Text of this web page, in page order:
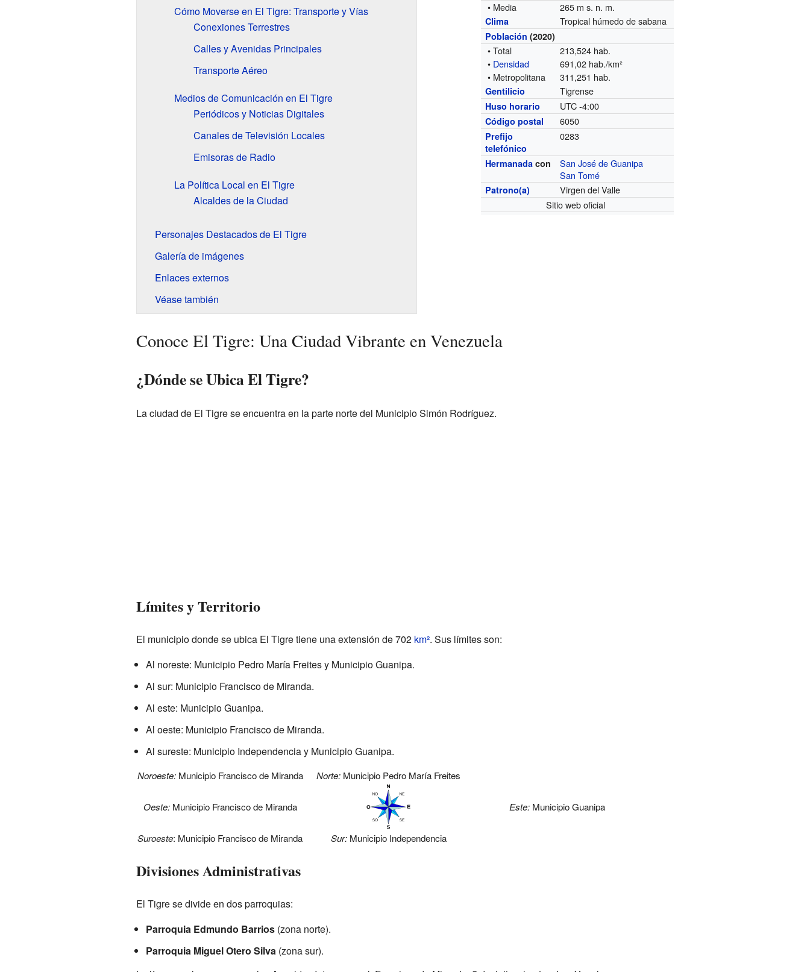
• Media 265 m s. n. m.
Clima Tropical húmedo de sabana
Población (2020)
• Total
213,524 hab.
• Densidad
691,02 hab./km²
• Metropolitana
311,251 hab.
Gentilicio Tigrense
Huso horario UTC -4:00
Código postal 6050
Prefijo
telefónico
0283
Hermanada con
San José de Guanipa
San Tomé
Patrono(a)
Virgen del Valle
Sitio web oficial
Cómo Moverse en El Tigre: Transporte y Vías
Conexiones Terrestres
Calles y Avenidas Principales
Transporte Aéreo
Medios de Comunicación en El Tigre
Periódicos y Noticias Digitales
Canales de Televisión Locales
Emisoras de Radio
La Política Local en El Tigre
Alcaldes de la Ciudad
Personajes Destacados de El Tigre
Galería de imágenes
Enlaces externos
Véase también
Conoce El Tigre: Una Ciudad Vibrante en Venezuela
¿Dónde se Ubica El Tigre?
La ciudad de El Tigre se encuentra en la parte norte del Municipio Simón Rodríguez.
Límites y Territorio
El municipio donde se ubica El Tigre tiene una extensión de 702 km². Sus límites son:
Al noreste: Municipio Pedro María Freites y Municipio Guanipa.
Al sur: Municipio Francisco de Miranda.
Al este: Municipio Guanipa.
Al oeste: Municipio Francisco de Miranda.
Al sureste: Municipio Independencia y Municipio Guanipa.
Noroeste:Municipio Francisco de Miranda Norte: Municipio Pedro María Freites
Oeste:Municipio Francisco de Miranda Este: Municipio Guanipa
Suroeste: Municipio Francisco de Miranda Sur:Municipio Independencia
Divisiones Administrativas
El Tigre se divide en dos parroquias:
Parroquia Edmundo Barrios(zona norte).
Parroquia Miguel Otero Silva(zona sur).